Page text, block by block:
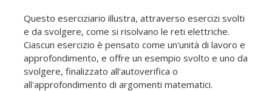
Questo eserciziario illustra, attraverso esercizi svolti
e da svolgere, come si risolvano le reti elettriche.
Ciascun esercizio è pensato come un'unità di lavoro e
approfondimento, e offre un esempio svolto e uno da
svolgere, finalizzato all'autoverifica o
all'approfondimento di argomenti matematici.